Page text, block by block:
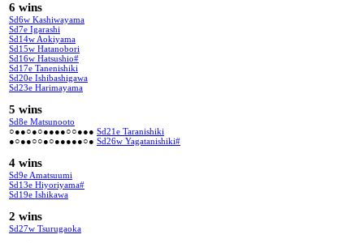
6 wins
Sd6w Kashiwayama
Sd7e Igarashi
Sd14w Aokiyama
Sd15w Hatanobori
Sd16w Hatsushio#
Sd17e Tanenishiki
Sd20e Ishibashigawa
Sd23e Harimayama
5 wins
Sd8e Matsunooto
○●●○●○●●●●○○●●● Sd21e Taranishiki
●○●●○○●○●●●●●○● Sd26w Yagatanishiki#
4 wins
Sd9e Amatsuumi
Sd13e Hiyoriyama#
Sd19e Ishikawa
2 wins
Sd27w Tsurugaoka